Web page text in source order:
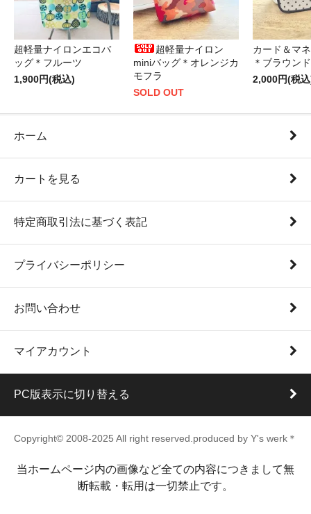
超軽量ナイロンエコバ
ッグ＊フルーツ
1,900円(税込)
超軽量ナイロン
miniバッグ＊オレンジカ
モフラ
SOLD OUT
カード＆マ
＊ブラウン
2,000円(税
ホーム
カートを見る
特定商取引法に基づく表記
プライバシーポリシー
お問い合わせ
マイアカウント
PC版表示に切り替える
Copyright© 2008-2025 All right reserved.produced by Y's werk＊
当ホームページ内の画像など全ての内容につきまして無
断転載・転用は一切禁止です。